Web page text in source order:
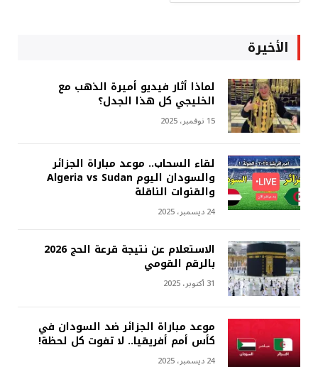
الأخيرة
لماذا أثار فيديو أميرة الذهب مع
الخليجي كل هذا الجدل؟
15 نوفمبر، 2025
لقاء السحاب.. موعد مباراة الجزائر
والسودان اليوم Algeria vs Sudan
والقنوات الناقلة
24 ديسمبر، 2025
الاستعلام عن نتيجة قرعة الحج 2026
بالرقم القومي
31 أكتوبر، 2025
موعد مباراة الجزائر ضد السودان في
كأس أمم أفريقيا.. لا تفوت كل لحظة!
24 ديسمبر، 2025